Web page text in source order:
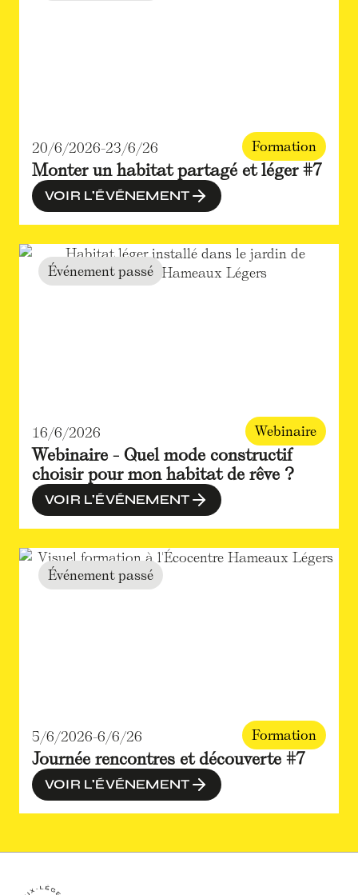
20/6/2026-23/6/26 Formation
Monter un habitat partagé et léger #7
VOIR L'ÉVÉNEMENT
Événement passé
16/6/2026 Webinaire
Webinaire - Quel mode constructif
choisir pour mon habitat de rêve ?
VOIR L'ÉVÉNEMENT
Événement passé
5/6/2026-6/6/26 Formation
Journée rencontres et découverte #7
VOIR L'ÉVÉNEMENT